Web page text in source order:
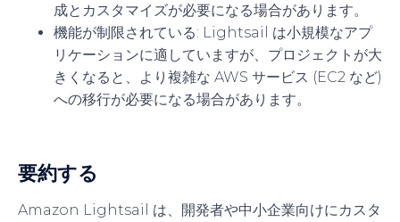
成とカスタマイズが必要になる場合があります。
機能が制限されている: Lightsail は小規模なアプ
リケーションに適していますが、プロジェクトが大
きくなると、より複雑な AWS サービス (EC2 など)
への移行が必要になる場合があります。
要約する
Amazon Lightsail は、開発者や中小企業向けにカスタ